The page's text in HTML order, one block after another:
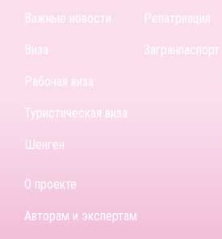
Важные новости
Виза
Рабочая виза
Туристическая виза
Шенген
Репатриация
Загранпаспорт
О проекте
Авторам и экспертам